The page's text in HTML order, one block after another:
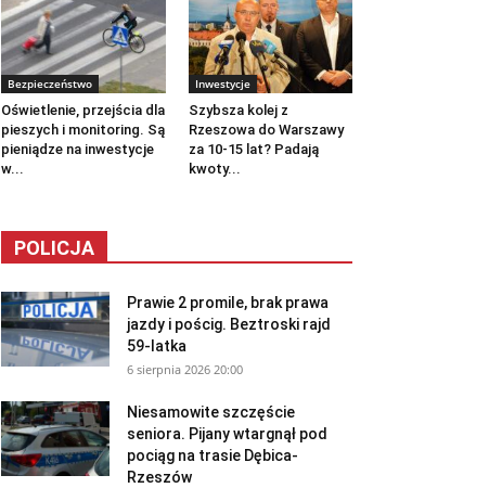
Bezpieczeństwo
Oświetlenie, przejścia dla
pieszych i monitoring. Są
pieniądze na inwestycje
w...
Inwestycje
Szybsza kolej z
Rzeszowa do Warszawy
za 10-15 lat? Padają
kwoty...
POLICJA
Prawie 2 promile, brak prawa
jazdy i pościg. Beztroski rajd
59-latka
6 sierpnia 2026 20:00
Niesamowite szczęście
seniora. Pijany wtargnął pod
pociąg na trasie Dębica-
Rzeszów